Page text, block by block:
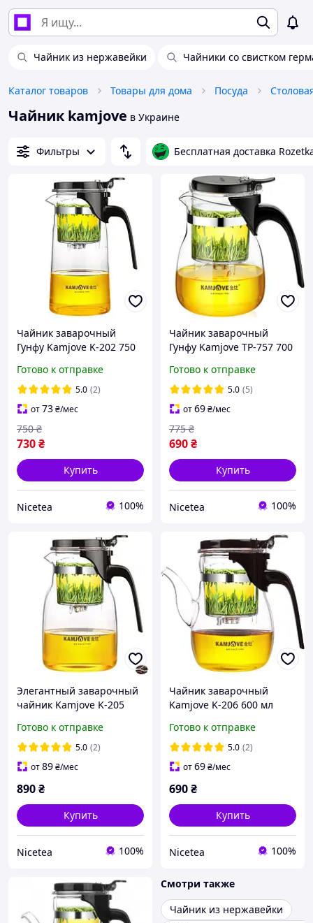
Чайник из нержавейки Чайники со свистком
Каталог товаров Товары для дома Посуда
Чайник kamjove в Украине
Фильтры Бесплатная доставка
Чайник заварочный
Гунфу Kamjove K-202 750
Готово к отправке
5.0 (2)
от73₴/мес
730₴
750 ₴
Купить
Nicetea 100%
Чайник заварочный
Гунфу Kamjove TP-757 700
Готово к отправке
5.0 (5)
от69₴/мес
690₴
775 ₴
Купить
Nicetea 100%
Элегантный заварочный
чайник Kamjove K-205
идеального чая
Готово к отправке
5.0 (2)
от89₴/мес
890₴
Купить
Nicetea 100%
Чайник заварочный
Kamjove K-206 600 мл
Готово к отправке
5.0 (2)
от69₴/мес
690₴
Купить
Nicetea 100%
Смотри также
Чайник из нержавейки